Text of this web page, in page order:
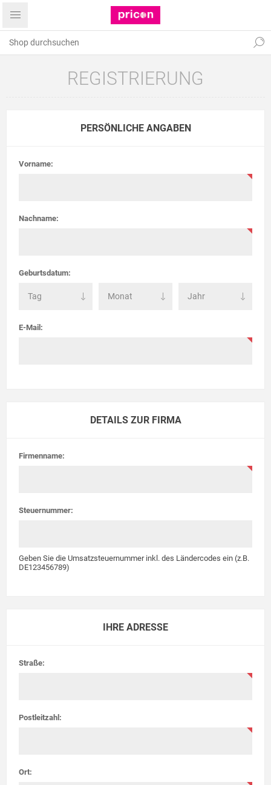
REGISTRIERUNG
PERSÖNLICHE ANGABEN
Vorname:
Nachname:
Geburtsdatum:
E-Mail:
DETAILS ZUR FIRMA
Firmenname:
Steuernummer:
Geben Sie die Umsatzsteuernummer inkl. des Ländercodes ein (z.B.
DE123456789)
IHRE ADRESSE
Straße:
Postleitzahl:
Ort: